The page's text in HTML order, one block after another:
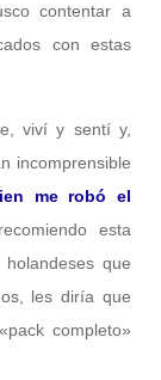
contentar a
con estas
viví y sentí y,
incomprensible
me robó el
esta
que
les diría que
completo»